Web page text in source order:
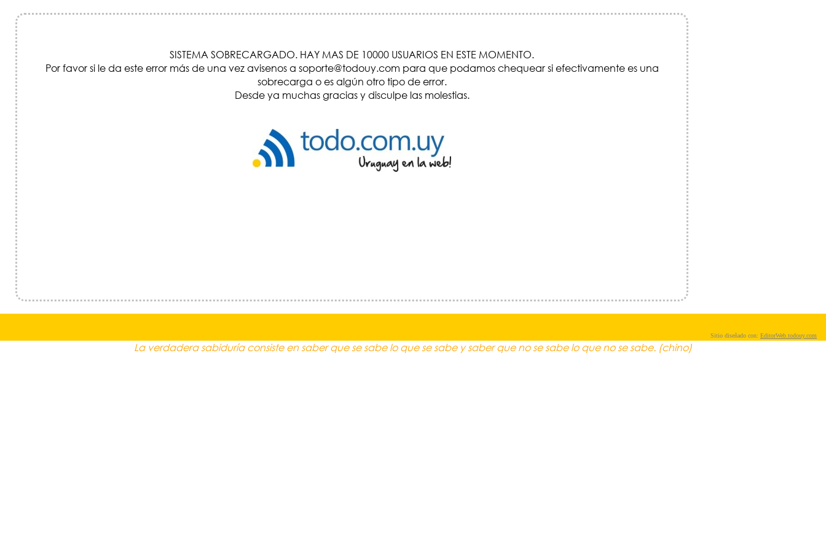
SISTEMA SOBRECARGADO. HAY MAS DE 10000 USUARIOS EN ESTE MOMENTO.
Por favor si le da este error más de una vez avisenos a soporte@todouy.com para que podamos chequear si efectivamente es una
sobrecarga o es algún otro tipo de error.
Desde ya muchas gracias y disculpe las molestias.
Sitio diseñado con: EditorWeb.todouy.com
La verdadera sabiduría consiste en saber que se sabe lo que se sabe y saber que no se sabe lo que no se sabe. (chino)